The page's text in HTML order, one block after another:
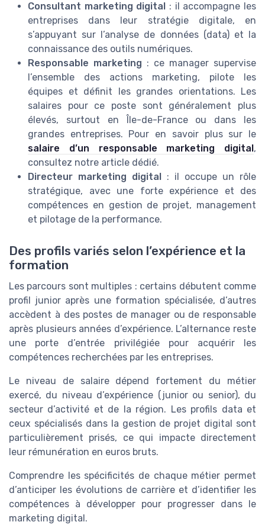
Consultant marketing digital : il accompagne les
entreprises dans leur stratégie digitale, en
s’appuyant sur l’analyse de données (data) et la
connaissance des outils numériques.
Responsable marketing : ce manager supervise
l’ensemble des actions marketing, pilote les
équipes et définit les grandes orientations. Les
salaires pour ce poste sont généralement plus
élevés, surtout en Île-de-France ou dans les
grandes entreprises. Pour en savoir plus sur le
salaire d’un responsable marketing digital,
consultez notre article dédié.
Directeur marketing digital : il occupe un rôle
stratégique, avec une forte expérience et des
compétences en gestion de projet, management
et pilotage de la performance.
Des profils variés selon l’expérience et la
formation
Les parcours sont multiples : certains débutent comme
profil junior après une formation spécialisée, d’autres
accèdent à des postes de manager ou de responsable
après plusieurs années d’expérience. L’alternance reste
une porte d’entrée privilégiée pour acquérir les
compétences recherchées par les entreprises.
Le niveau de salaire dépend fortement du métier
exercé, du niveau d’expérience (junior ou senior), du
secteur d’activité et de la région. Les profils data et
ceux spécialisés dans la gestion de projet digital sont
particulièrement prisés, ce qui impacte directement
leur rémunération en euros bruts.
Comprendre les spécificités de chaque métier permet
d’anticiper les évolutions de carrière et d’identifier les
compétences à développer pour progresser dans le
marketing digital.